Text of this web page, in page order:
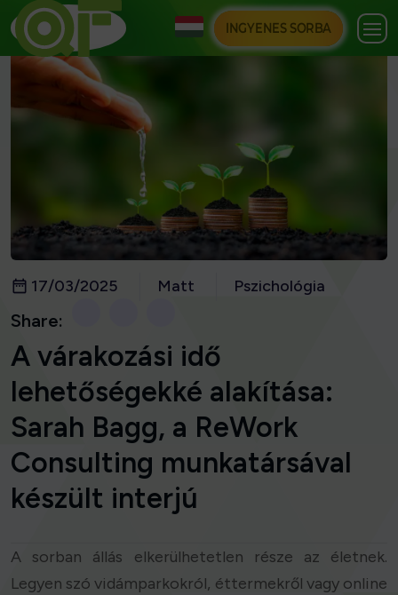
INGYENES SORBA
17/03/2025 Matt Pszichológia
Share:
A várakozási idő
lehetőségekké alakítása:
Sarah Bagg, a ReWork
Consulting munkatársával
készült interjú
A sorban állás elkerülhetetlen része az életnek.
Legyen szó vidámparkokról, éttermekről vagy online